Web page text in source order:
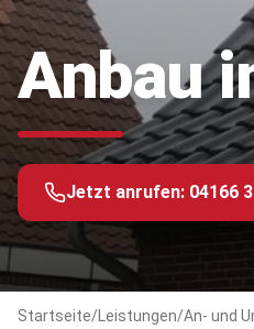
Anbau
Jetzt anrufen: 04166
Startseite/ Leistungen/An- und